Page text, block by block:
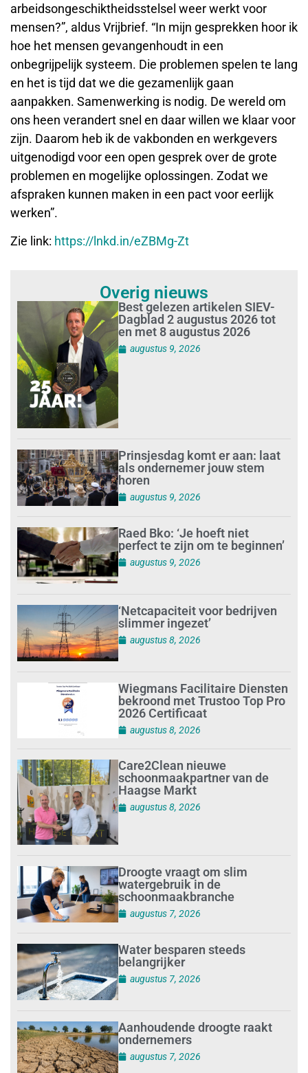
arbeidsongeschiktheidsstelsel weer werkt voor
mensen?”, aldus Vrijbrief. “In mijn gesprekken hoor ik
hoe het mensen gevangenhoudt in een
onbegrijpelijk systeem. Die problemen spelen te lang
en het is tijd dat we die gezamenlijk gaan
aanpakken. Samenwerking is nodig. De wereld om
ons heen verandert snel en daar willen we klaar voor
zijn. Daarom heb ik de vakbonden en werkgevers
uitgenodigd voor een open gesprek over de grote
problemen en mogelijke oplossingen. Zodat we
afspraken kunnen maken in een pact voor eerlijk
werken”.
Zie link: https://lnkd.in/eZBMg-Zt
Overig nieuws
Best gelezen artikelen SIEV-
Dagblad 2 augustus 2026 tot
en met 8 augustus 2026
augustus 9, 2026
Prinsjesdag komt er aan: laat
als ondernemer jouw stem
horen
augustus 9, 2026
Raed Bko: ‘Je hoeft niet
perfect te zijn om te beginnen’
augustus 9, 2026
‘Netcapaciteit voor bedrijven
slimmer ingezet’
augustus 8, 2026
Wiegmans Facilitaire Diensten
bekroond met Trustoo Top Pro
2026 Certificaat
augustus 8, 2026
Care2Clean nieuwe
schoonmaakpartner van de
Haagse Markt
augustus 8, 2026
Droogte vraagt om slim
watergebruik in de
schoonmaakbranche
augustus 7, 2026
Water besparen steeds
belangrijker
augustus 7, 2026
Aanhoudende droogte raakt
ondernemers
augustus 7, 2026